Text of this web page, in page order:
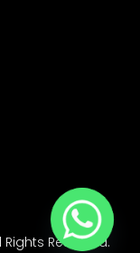
Reserved.